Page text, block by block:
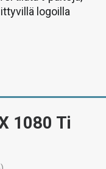
logoilla
1080 Ti